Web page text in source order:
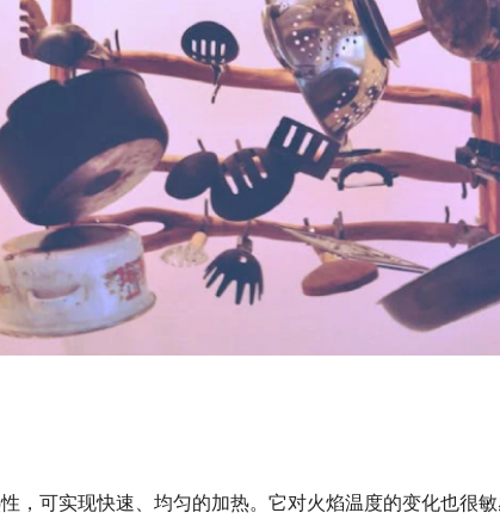
，可实现快速、均匀的加热。它对火焰温度的变化也很